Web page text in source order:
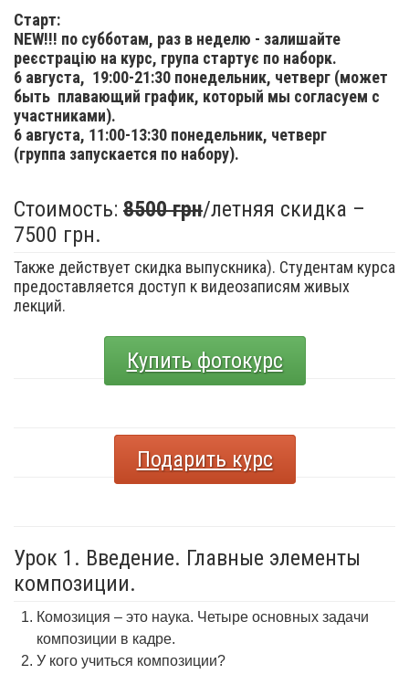
Старт:
NEW!!! по субботам, раз в неделю - залишайте
реєстрацію на курс, група стартує по наборк.
6 августа, 19:00-21:30 понедельник, четверг (может
быть плавающий график, который мы согласуем с
участниками).
6 августа, 11:00-13:30 понедельник, четверг
(группа запускается по набору).
Стоимость: 8500 грн/летняя скидка –
7500 грн.
Также действует скидка выпускника). Студентам курса
предоставляется доступ к видеозаписям живых
лекций.
Купить фотокурс
Подарить курс
Урок 1. Введение. Главные элементы
композиции.
Комозиция – это наука. Четыре основных задачи
композиции в кадре.
У кого учиться композиции?